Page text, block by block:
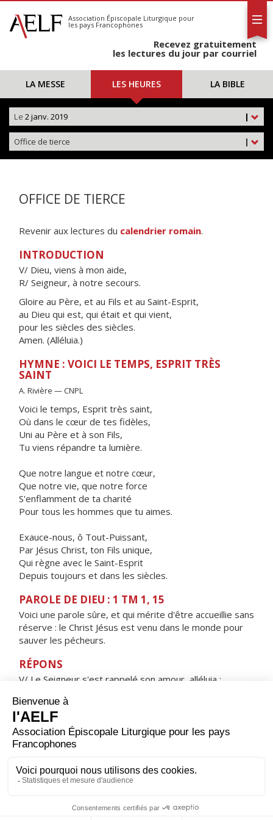
S'abonner
Calendrier
Association Épiscopale Liturgique pour
les pays Francophones
Recevez gratuitement
les lectures du jour par courriel
LA MESSE LES HEURES LA BIBLE
|
Le 2 janv. 2019
|
Office de tierce
OFFICE DE TIERCE
Revenir aux lectures du calendrier romain.
INTRODUCTION
V/ Dieu, viens à mon aide,
R/ Seigneur, à notre secours.
Gloire au Père, et au Fils et au Saint-Esprit,
au Dieu qui est, qui était et qui vient,
pour les siècles des siècles.
Amen. (Alléluia.)
HYMNE : VOICI LE TEMPS, ESPRIT TRÈS
SAINT
A. Rivière — CNPL
Voici le temps, Esprit très saint,
Où dans le cœur de tes fidèles,
Uni au Père et à son Fils,
Tu viens répandre ta lumière.
Que notre langue et notre cœur,
Que notre vie, que notre force
S'enflamment de ta charité
Pour tous les hommes que tu aimes.
Exauce-nous, ô Tout-Puissant,
Par Jésus Christ, ton Fils unique,
Qui règne avec le Saint-Esprit
Depuis toujours et dans les siècles.
PAROLE DE DIEU : 1 TM 1, 15
Voici une parole sûre, et qui mérite d'être accueillie sans
réserve : le Christ Jésus est venu dans le monde pour
sauver les pécheurs.
RÉPONS
V/ Le Seigneur s'est rappelé son amour, alléluia ;
ORAISON
Garde ton peuple, Seigneur, dans une foi inébranlable.
Nous confessons que ton Fils unique, l'éternel
corps semblable au nôtre ; délivre-nous des maux d'ici-
bas, introduis-nous dans la joie qui demeure.